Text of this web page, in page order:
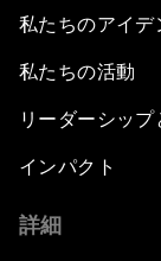
私たちのアイデ
私たちの活動
リーダーシッ
インパクト
詳細